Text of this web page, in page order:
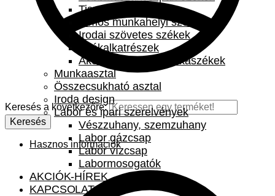
Keresés a következőre:
Keresés
Hasznos információk
Tisztatéri székek
Bimos munkahelyi székek
Irodai szövetes székek
Székalkatrészek
Akciók – akciós munkaszékek
Munkaasztal
Összecsukható asztal
Iroda design
Labor és ipari szerelvények
Vészzuhany, szemzuhany
Labor gázcsap
Labor vízcsap
Labormosogatók
AKCIÓK-HÍREK
KAPCSOLAT